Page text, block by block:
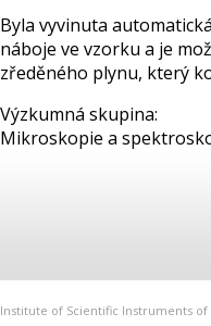
Byla vyvinuta
náboje ve vzorku a je
zředěného plynu, který
Výzkumná skupina:
Mikroskopie a
Institute of Scientific Instruments